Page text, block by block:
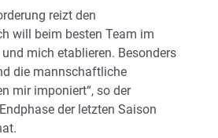
reizt den
will beim besten Team im
mich etablieren. Besonders
die mannschaftliche
mir imponiert“, so der
der letzten Saison